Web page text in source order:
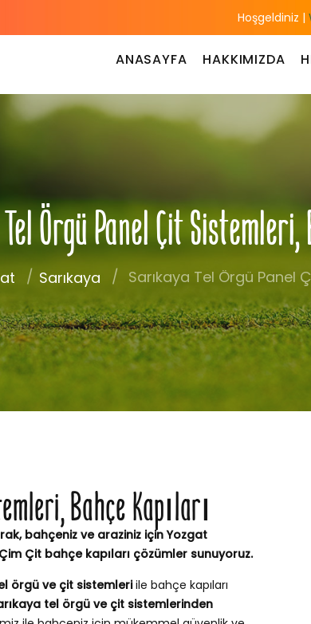
Hoşgeldiniz |
ANASAYFA HAKKIMIZDA
Örgü Panel Çit
Sarıkaya Sarıkaya Tel Örgü Panel
Bahçe Kapıları
bahçeniz ve araziniz için Yozgat
Çit bahçe kapıları çözümler sunuyoruz.
örgü ve çit sistemleriile bahçe kapıları
tel örgü ve çit sistemlerinden